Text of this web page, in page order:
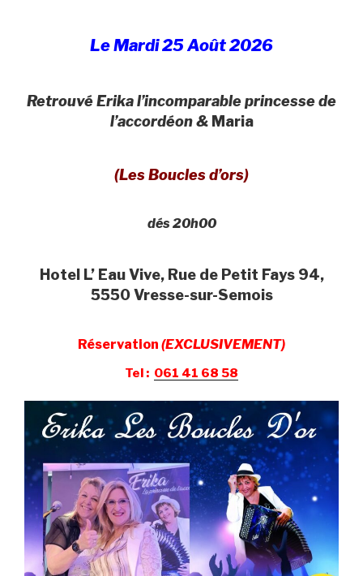
Le Mardi 25 Août 2026
Retrouvé Erika l’incomparable princesse de
l’accordéon &Maria
(Les Boucles d’ors)
dés 20h00
Hotel L’ Eau Vive, Rue de Petit Fays 94,
5550 Vresse-sur-Semois
Réservation (EXCLUSIVEMENT)
Tel : 061 41 68 58